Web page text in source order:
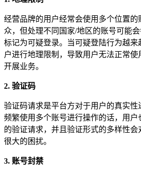
微信公众号
经营品牌的用户经常会使用多个位置的
众，但处理不同国家/地区的账号可能
标记为可疑登录。当可疑登陆行为越来
户进行地理限制，导致用户无法正常
开展业务。
2. 验证码
验证码请求是平台方对于用户的真实性
频繁使用多个账号进行操作的话，用
的验证请求，并且验证形式的多样性
很大的困扰。
3. 账号封禁